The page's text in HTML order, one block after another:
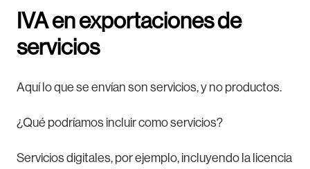
IVA en exportaciones de
servicios
Aquí lo que se envían son servicios, y no productos.
¿Qué podríamos incluir como servicios?
Servicios digitales, por ejemplo, incluyendo la licencia